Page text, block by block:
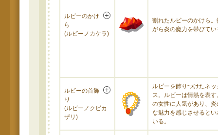
ルビーのかけ
ら
(ルビーノカケラ)
割れたルビーのかけら。
がら炎の魔力を帯びてい
ルビーの首飾
り
(ルビーノクビカ
ザリ)
ルビーを飾りつけたネッ
ス。ルビーは情熱を表す
の女性に人気があり、炎
な魅力を感じさせるとい
いる。